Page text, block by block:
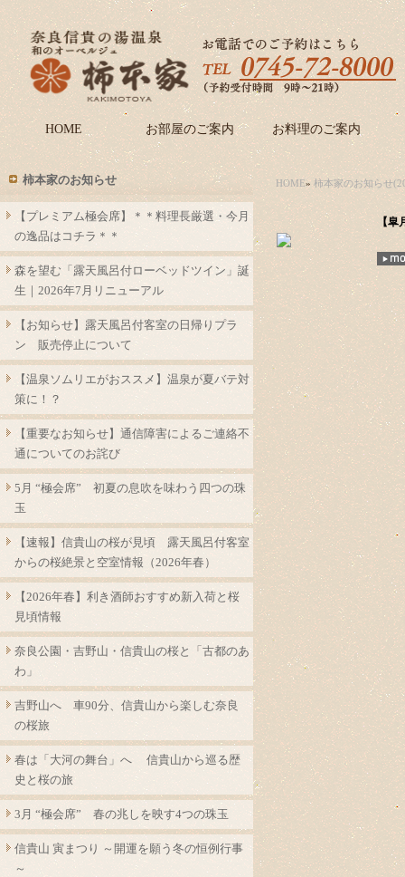
HOME お部屋のご案内 お料理のご案内
HOME»柿本家のお知らせ
【皐
柿本家のお知らせ
【プレミアム極会席】＊＊料理長厳選・今月
の逸品はコチラ＊＊
森を望む「露天風呂付ローベッドツイン」誕
生｜2026年7月リニューアル
【お知らせ】露天風呂付客室の日帰りプラ
ン 販売停止について
【温泉ソムリエがおススメ】温泉が夏バテ対
策に！？
【重要なお知らせ】通信障害によるご連絡不
通についてのお詫び
5月 “極会席” 初夏の息吹を味わう四つの珠
玉
【速報】信貴山の桜が見頃 露天風呂付客室
からの桜絶景と空室情報（2026年春）
【2026年春】利き酒師おすすめ新入荷と桜
見頃情報
奈良公園・吉野山・信貴山の桜と「古都のあ
わ」
吉野山へ 車90分、信貴山から楽しむ奈良
の桜旅
春は「大河の舞台」へ 信貴山から巡る歴
史と桜の旅
3月 “極会席” 春の兆しを映す4つの珠玉
信貴山 寅まつり ～開運を願う冬の恒例行事
～